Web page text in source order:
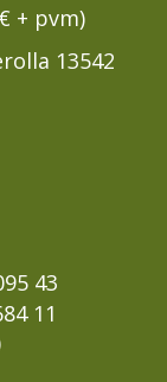
+ pvm)
13542
43
11